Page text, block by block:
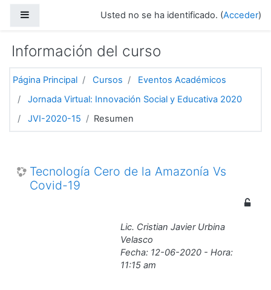
Usted no se ha identificado. (Acceder)
Información del curso
Página Principal Cursos
Eventos Académicos
Jornada Virtual: Innovación Social y Educativa 2020
JVI-2020-15
Resumen
Tecnología Cero de la Amazonía Vs
Covid-19
Lic. Cristian Javier Urbina
Velasco
Fecha: 12-06-2020 - Hora:
11:15 am